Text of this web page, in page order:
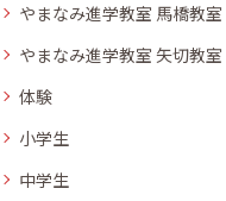
やまなみ進学教室 馬橋教室
やまなみ進学教室 矢切教室
体験
小学生
中学生